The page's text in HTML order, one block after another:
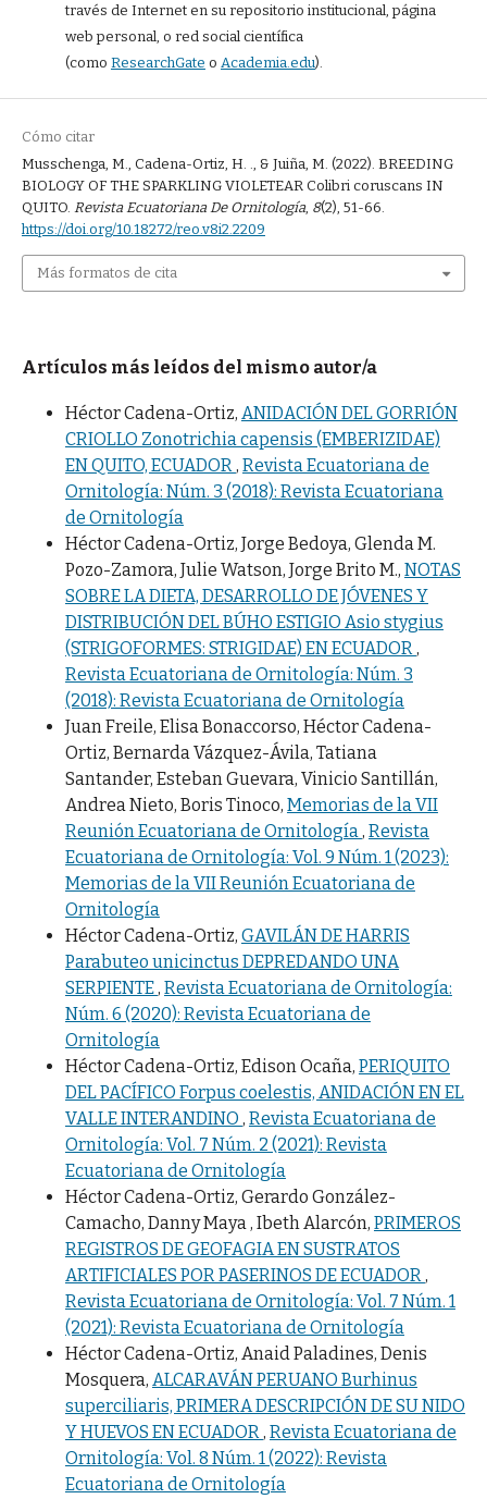
través de Internet en su repositorio institucional, página
web personal, o red social científica
(como ResearchGate o Academia.edu).
Cómo citar
Musschenga, M., Cadena-Ortiz, H. ., & Juiña, M. (2022). BREEDING
BIOLOGY OF THE SPARKLING VIOLETEAR Colibri coruscans IN
QUITO. Revista Ecuatoriana De Ornitología, 8(2), 51-66.
https://doi.org/10.18272/reo.v8i2.2209
Más formatos de cita
Artículos más leídos del mismo autor/a
Héctor Cadena-Ortiz, ANIDACIÓN DEL GORRIÓN
CRIOLLO Zonotrichia capensis (EMBERIZIDAE)
EN QUITO, ECUADOR, Revista Ecuatoriana de
Ornitología: Núm. 3 (2018): Revista Ecuatoriana
de Ornitología
Héctor Cadena-Ortiz, Jorge Bedoya, Glenda M.
Pozo-Zamora, Julie Watson, Jorge Brito M., NOTAS
SOBRE LA DIETA, DESARROLLO DE JÓVENES Y
DISTRIBUCIÓN DEL BÚHO ESTIGIO Asio stygius
(STRIGOFORMES: STRIGIDAE) EN ECUADOR,
Revista Ecuatoriana de Ornitología: Núm. 3
(2018): Revista Ecuatoriana de Ornitología
Juan Freile, Elisa Bonaccorso, Héctor Cadena-
Ortiz, Bernarda Vázquez-Ávila, Tatiana
Santander, Esteban Guevara, Vinicio Santillán,
Andrea Nieto, Boris Tinoco, Memorias de la VII
Reunión Ecuatoriana de Ornitología, Revista
Ecuatoriana de Ornitología: Vol. 9 Núm. 1 (2023):
Memorias de la VII Reunión Ecuatoriana de
Ornitología
Héctor Cadena-Ortiz, GAVILÁN DE HARRIS
Parabuteo unicinctus DEPREDANDO UNA
SERPIENTE, Revista Ecuatoriana de Ornitología:
Núm. 6 (2020): Revista Ecuatoriana de
Ornitología
Héctor Cadena-Ortiz, Edison Ocaña, PERIQUITO
DEL PACÍFICO Forpus coelestis, ANIDACIÓN EN EL
VALLE INTERANDINO , Revista Ecuatoriana de
Ornitología: Vol. 7 Núm. 2 (2021): Revista
Ecuatoriana de Ornitología
Héctor Cadena-Ortiz, Gerardo González-
Camacho, Danny Maya , Ibeth Alarcón, PRIMEROS
REGISTROS DE GEOFAGIA EN SUSTRATOS
ARTIFICIALES POR PASERINOS DE ECUADOR,
Revista Ecuatoriana de Ornitología: Vol. 7 Núm. 1
(2021): Revista Ecuatoriana de Ornitología
Héctor Cadena-Ortiz, Anaid Paladines, Denis
Mosquera, ALCARAVÁN PERUANO Burhinus
superciliaris, PRIMERA DESCRIPCIÓN DE SU NIDO
Y HUEVOS EN ECUADOR, Revista Ecuatoriana de
Ornitología: Vol. 8 Núm. 1 (2022): Revista
Ecuatoriana de Ornitología